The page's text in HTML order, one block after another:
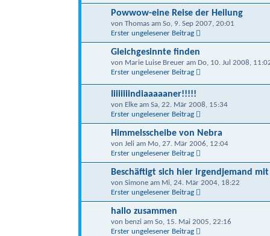
Powwow-eine Reise der Heilung
von Thomas am So, 9. Sep 2007, 20:01
Erster ungelesener Beitrag
Gleichgesinnte finden
von Marie Luise Breuer am Do, 10. Jul 2008,
Erster ungelesener Beitrag
Iiiiiiiindiaaaaaner!!!!!
von Elke am Sa, 22. Mär 2008, 15:34
Erster ungelesener Beitrag
Himmelsscheibe von Nebra
von Jeli am Mo, 27. Mär 2006, 12:04
Erster ungelesener Beitrag
Beschäftigt sich hier irgendjemand
von Simone am Mi, 24. Mär 2004, 18:22
Erster ungelesener Beitrag
hallo zusammen
von benzi am So, 15. Mai 2005, 22:16
Erster ungelesener Beitrag